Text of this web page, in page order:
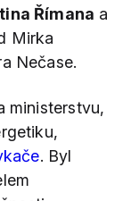
Římana a
Mirka
Nečase.
ministerstvu,
. Byl